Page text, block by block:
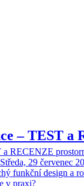
– TEST a
RECENZE
Středa, 29 červenec
funkční design a
v praxi?